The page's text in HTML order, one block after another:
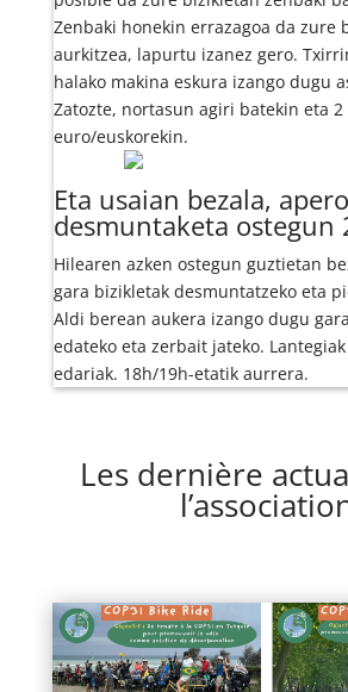
Zenbaki honekin errazagoa da zure
aurkitzea, lapurtu izanez gero.
halako makina eskura izango dugu
Zatozte, nortasun agiri batekin eta 2
euro/euskorekin.
Eta usaian bezala,
desmuntaketa ostegun
Hilearen azken ostegun guztietan
gara bizikletak desmuntatzeko eta
Aldi berean aukera izango dugu
edateko eta zerbait jateko.
edariak. 18h/19h-etatik aurrera.
Les dernière